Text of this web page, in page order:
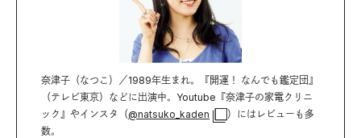
奈津子（なつこ）／1989年生まれ。『開運！ なんでも鑑定団』
（テレビ東京）などに出演中。Youtube『奈津子の家電クリニ
ック』やインスタ（@natsuko_kaden
）にはレビューも多
数。